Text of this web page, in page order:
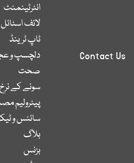
Contact Us
انٹرٹینمنٹ
لائف اسٹائل
ٹاپ ٹرینڈ
دلچسپ و
صحت
سونے کے نرخ
پیٹرولیم
سائنس و
بلاگ
بزنس